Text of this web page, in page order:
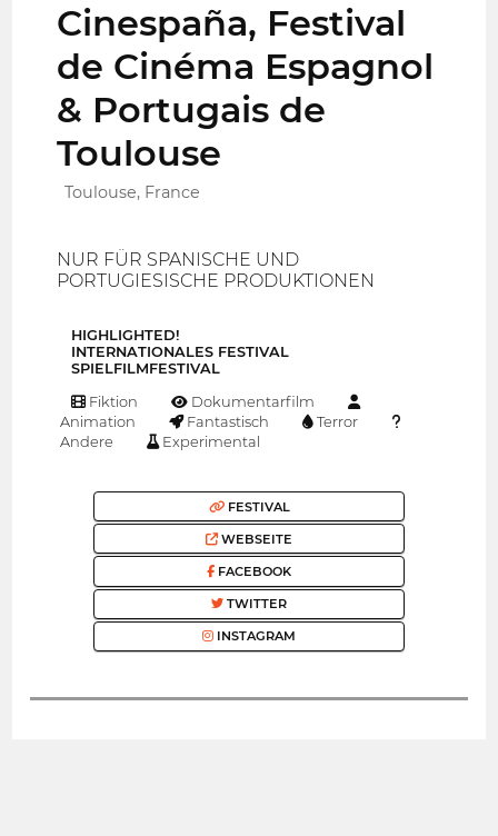
Cinespaña, Festival
de Cinéma Espagnol
& Portugais de
Toulouse
Toulouse, France
NUR FÜR SPANISCHE UND
PORTUGIESISCHE PRODUKTIONEN
HIGHLIGHTED!
INTERNATIONALES FESTIVAL
SPIELFILMFESTIVAL
Fiktion
Dokumentarfilm
Animation
Fantastisch
Terror
Andere
Experimental
FESTIVAL
WEBSEITE
FACEBOOK
TWITTER
INSTAGRAM